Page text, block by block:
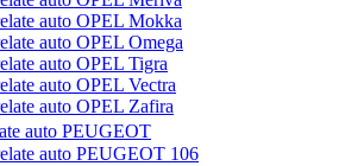
auto OPEL Mokka
auto OPEL Omega
auto OPEL Tigra
auto OPEL Vectra
auto OPEL Zafira
auto PEUGEOT
auto PEUGEOT 106